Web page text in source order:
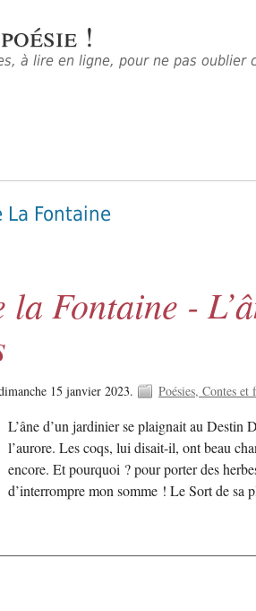
!
à lire en ligne, pour ne pas
La Fontaine
la Fontaine -
15 janvier 2023. Poésies, Contes et
L’âne d’un jardinier se plaignait au Destin
l’aurore. Les coqs, lui disait-il, ont beau
encore. Et pourquoi ? pour porter des
d’interrompre mon somme ! Le Sort de